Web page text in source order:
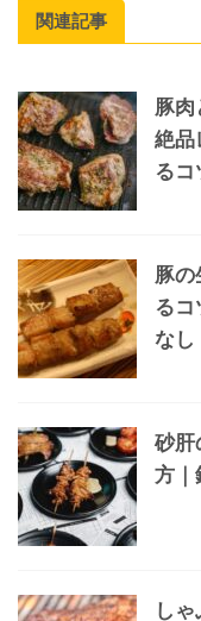
関連記事
豚肉
絶品
るコ
豚の
る
なし
砂肝
方｜
し